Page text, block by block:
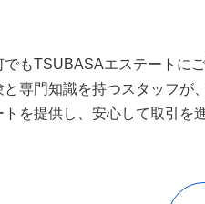
もTSUBASAエステートに
専門知識を持つスタッフ
を提供し、安心して取引を